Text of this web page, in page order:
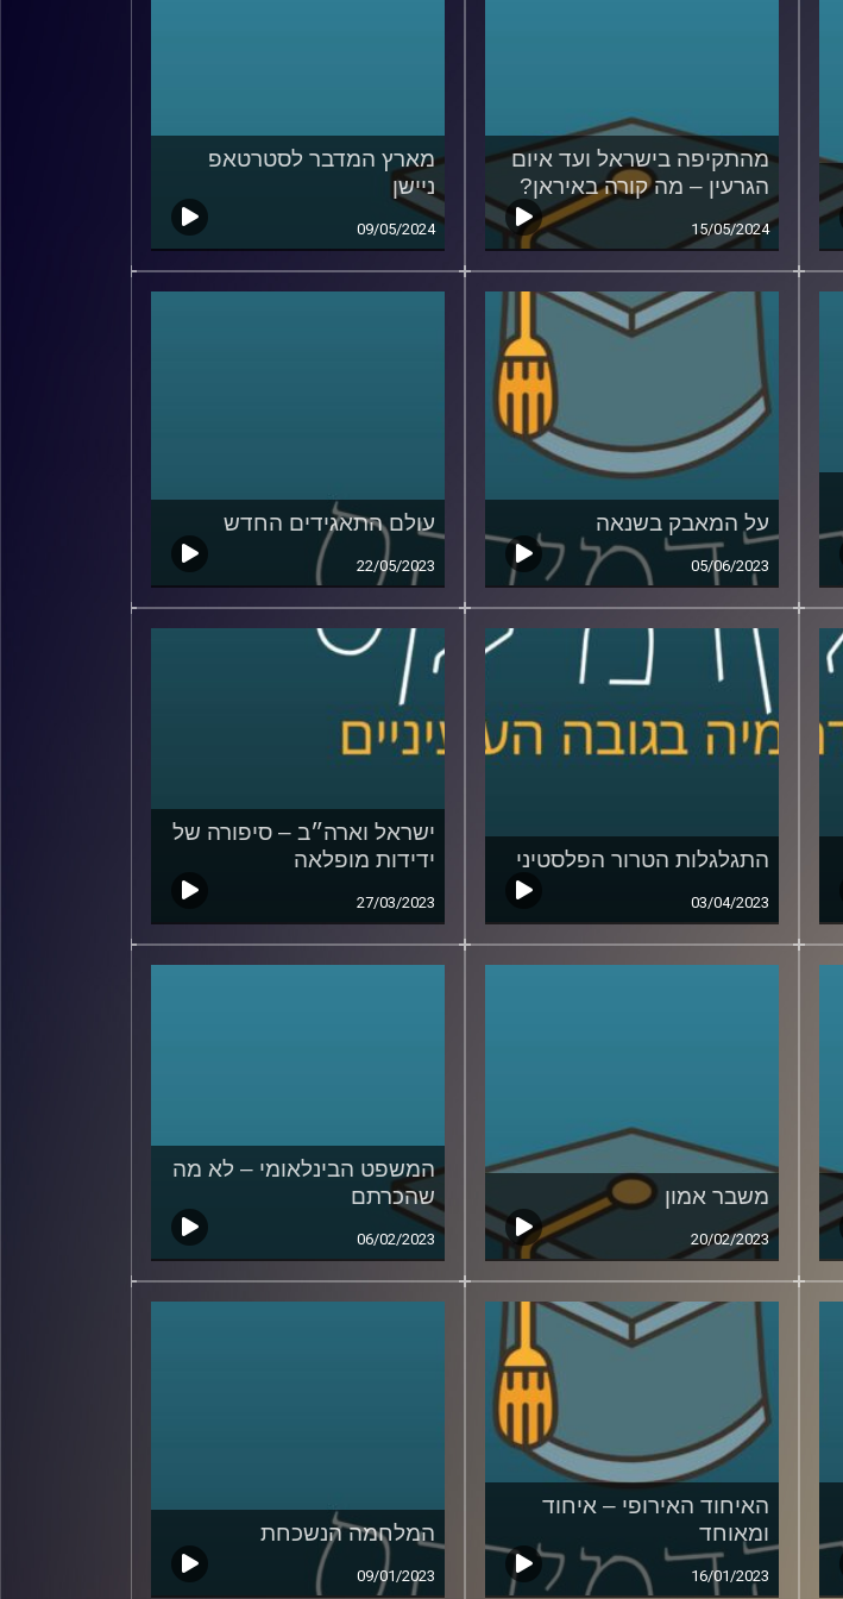
מהתקיפה בישראל ועד איום
הגרעין – מה קורה באיראן?
15/05/2024
מארץ המדבר לסטרטאפ
ניישן
09/05/2024
על המאבק בשנאה
05/06/2023
עולם התאגידים החדש
22/05/2023
התגלגלות הטרור הפלסטיני
03/04/2023
ישראל וארה״ב – סיפורה של
ידידות מופלאה
27/03/2023
משבר אמון
20/02/2023
המשפט הבינלאומי – לא מה
שהכרתם
06/02/2023
האיחוד האירופי – איחוד
ומאוחד
16/01/2023
המלחמה הנשכחת
09/01/2023